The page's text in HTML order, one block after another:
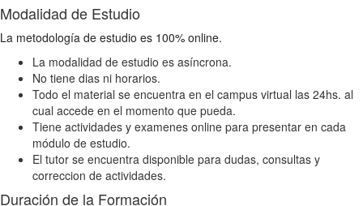
Modalidad de Estudio
La metodología de estudio es 100% online.
La modalidad de estudio es asíncrona.
No tiene dias ni horarios.
Todo el material se encuentra en el campus virtual las 24hs. al
cual accede en el momento que pueda.
Tiene actividades y examenes online para presentar en cada
módulo de estudio.
El tutor se encuentra disponible para dudas, consultas y
correccion de actividades.
Duración de la Formación